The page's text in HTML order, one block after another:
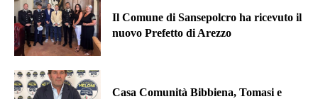
Il Comune di Sansepolcro ha ricevuto il
nuovo Prefetto di Arezzo
Casa Comunità Bibbiena, Tomasi e